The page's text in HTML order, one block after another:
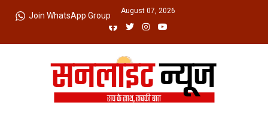
Friday, August 07, 2026
Join WhatsApp Group